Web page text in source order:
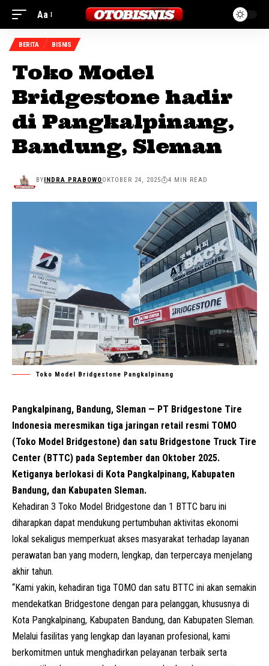
Aa
BERITA BISNIS
Toko Model
Bridgestone hadir
di Pangkalpinang,
Bandung, Sleman
BYINDRA PRABOWOOKTOBER 24, 2025 4 MIN READ
Toko Model Bridgestone Pangkalpinang
Pangkalpinang, Bandung, Sleman — PT Bridgestone Tire
Indonesia meresmikan tiga jaringan retail resmi TOMO
(Toko Model Bridgestone) dan satu Bridgestone Truck Tire
Center (BTTC) pada September dan Oktober 2025.
Ketiganya berlokasi di Kota Pangkalpinang, Kabupaten
Bandung, dan Kabupaten Sleman.
Kehadiran 3 Toko Model Bridgestone dan 1 BTTC baru ini
diharapkan dapat mendukung pertumbuhan aktivitas ekonomi
lokal sekaligus memperkuat akses masyarakat terhadap layanan
perawatan ban yang modern, lengkap, dan terpercaya menjelang
akhir tahun.
“Kami yakin, kehadiran tiga TOMO dan satu BTTC ini akan semakin
mendekatkan Bridgestone dengan para pelanggan, khususnya di
Kota Pangkalpinang, Kabupaten Bandung, dan Kabupaten Sleman.
Melalui fasilitas yang lengkap dan layanan profesional, kami
berkomitmen untuk menghadirkan pelayanan terbaik serta